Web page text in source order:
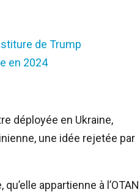
de Trump
en 2024
déployée en Ukraine,
une idée rejetée par
appartienne à l’OTAN